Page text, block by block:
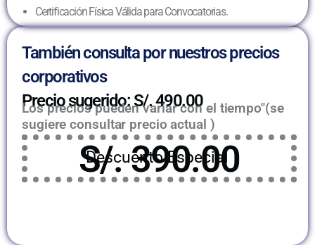
Certificación Física Válida para Convocatorias.
También consulta por nuestros precios
corporativos
Precio sugerido: S/. 490.00
Los precios pueden variar con el tiempo"(se
sugiere consultar precio actual )
Descuento Especial
S/. 390.00